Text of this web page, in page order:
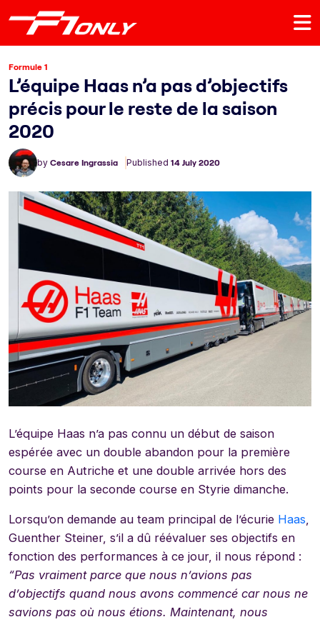
Formule 1
L’équipe Haas n’a pas d’objectifs
précis pour le reste de la saison
2020
by Cesare Ingrassia Published 14 July 2020
L’équipe Haas n’a pas connu un début de saison
espérée avec un double abandon pour la première
course en Autriche et une double arrivée hors des
points pour la seconde course en Styrie dimanche.
Lorsqu’on demande au team principal de l’écurie Haas
Guenther Steiner, s’il a dû réévaluer ses objectifs en
fonction des performances à ce jour, il nous répond :
“Pas vraiment parce que nous n’avions pas
d’objectifs quand nous avons commencé car nous ne
savions pas où nous étions. Maintenant, nous